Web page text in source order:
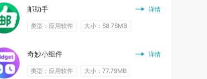
邮助手 详情
类型：应用软件 大小：68.76MB
奇妙小组件 详情
类型：应用软件 大小：77.79MB